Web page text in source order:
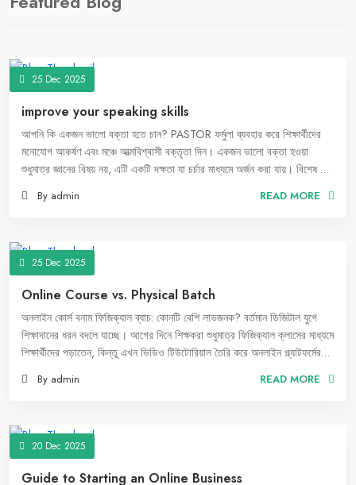
25 Dec 2025
improve your speaking skills
আপনি কি একজন ভালো বক্তা হতে চান? PASTOR ফর্মুলা ব্যবহার করে শিক্ষার্থীদের
মনোযোগ আকর্ষণ এবং মঞ্চে আত্মবিশ্বাসী বক্তৃতা দিন। একজন ভালো বক্তা হওয়া
শুধুমাত্র জ্ঞানের বিষয় নয়, এটি একটি দক্ষতা যা চর্চার মাধ্যমে অর্জন করা যায়। বিশেষ করে
মনোযোগ ধরে রাখা এবং কার্যকরভাবে শিক্ষাদান করা অত্যন্ত গুরুত্বপূর্ণ। এই ক্ষেত্রে
By admin READ MORE
25 Dec 2025
Online Course vs. Physical Batch
অনলাইন কোর্স বনাম ফিজিক্যাল ব্যাচ: কোনটি বেশি লাভজনক? বর্তমান ডিজিটাল যুগে
শিক্ষাদানের ধরন বদলে যাচ্ছে। আগের দিনে শিক্ষকরা শুধুমাত্র ফিজিক্যাল ক্লাসের মাধ্যমে
শিক্ষার্থীদের পড়াতেন, কিন্তু এখন ভিডিও টিউটোরিয়াল তৈরি করে অনলাইন প্ল্যাটফর্মের
পরিচালনার পরিবর্তে অনলাইন কোর্স বিক্রি করে অনেক বেশি লাভবান হচ্ছেন। কিন্তু
By admin READ MORE
20 Dec 2025
Guide to Starting an Online Business